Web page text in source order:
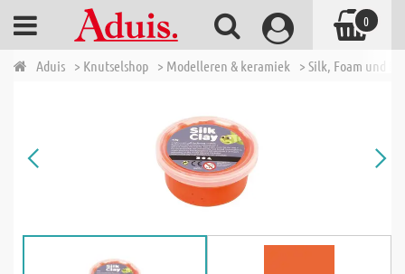
Aduis > Knutselshop > Modelleren & keramiek > Silk, Foam und
0